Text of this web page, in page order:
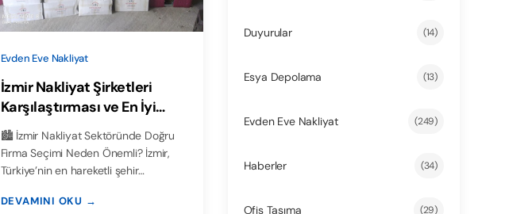
Evden Eve Nakliyat
İzmir Nakliyat Şirketleri
Karşılaştırması ve En İyi
Firma Önerileri
🏙️ İzmir Nakliyat Sektöründe Doğru
Firma Seçimi Neden Önemli? İzmir,
Türkiye’nin en hareketli şehir…
DEVAMINI OKU →
Duyurular (14)
Esya Depolama (13)
Evden Eve Nakliyat (249)
Haberler (34)
Ofis Taşıma (29)